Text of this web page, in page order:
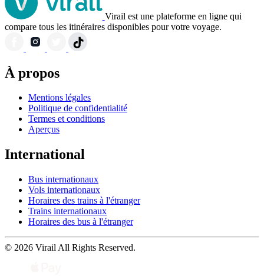
Virail est une plateforme en ligne qui
compare tous les itinéraires disponibles pour votre voyage.
À propos
Mentions légales
Politique de confidentialité
Termes et conditions
Aperçus
International
Bus internationaux
Vols internationaux
Horaires des trains à l'étranger
Trains internationaux
Horaires des bus à l'étranger
© 2026 Virail All Rights Reserved.